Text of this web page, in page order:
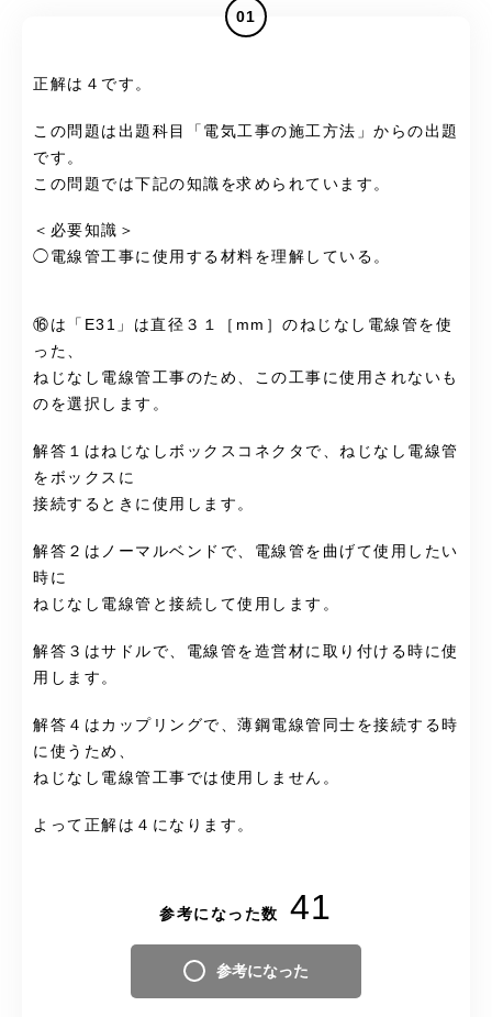
01
正解は４です。
この問題は出題科目「電気工事の施工方法」からの出題
です。
この問題では下記の知識を求められています。
＜必要知識＞
◯電線管工事に使用する材料を理解している。
⑯は「E31」は直径３１［mm］のねじなし電線管を使
った、
ねじなし電線管工事のため、この工事に使用されないも
のを選択します。
解答１はねじなしボックスコネクタで、ねじなし電線管
をボックスに
接続するときに使用します。
解答２はノーマルベンドで、電線管を曲げて使用したい
時に
ねじなし電線管と接続して使用します。
解答３はサドルで、電線管を造営材に取り付ける時に使
用します。
解答４はカップリングで、薄鋼電線管同士を接続する時
に使うため、
ねじなし電線管工事では使用しません。
よって正解は４になります。
参考になった数 41
参考になった